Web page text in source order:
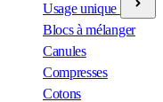
Usage unique
Blocs à mélanger
Canules
Compresses
Cotons